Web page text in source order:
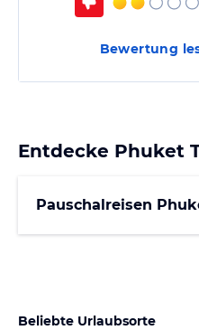
Bewertung
Entdecke Phuket
Pauschalreisen
Beliebte Urlaubsorte